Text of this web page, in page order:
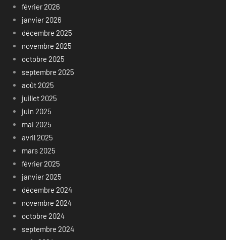
février 2026
janvier 2026
décembre 2025
novembre 2025
octobre 2025
septembre 2025
août 2025
juillet 2025
juin 2025
mai 2025
avril 2025
mars 2025
février 2025
janvier 2025
décembre 2024
novembre 2024
octobre 2024
septembre 2024